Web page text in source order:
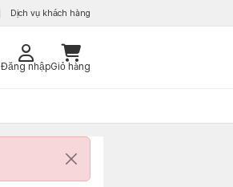
Dịch vụ khách hàng
Đăng nhậpGiỏ hàng